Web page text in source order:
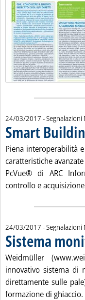
Lista allegati
24/03/2017 - Segnalazioni
Smart
Piena interoperabilità
caratteristiche
PcVue® di ARC
controllo e
24/03/2017 - Segnalazioni
Sistema
Weidmüller
innovativo sistema di
direttamente sulle
formazione di